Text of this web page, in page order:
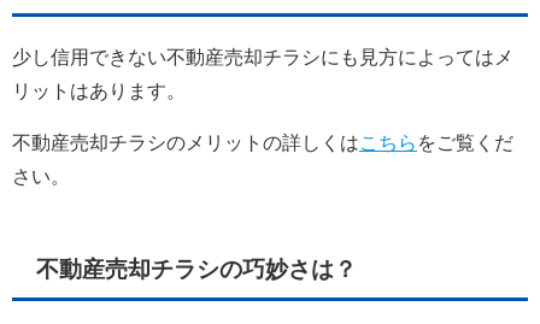
少し信用できない不動産売却チラシにも見方によってはメ
リットはあります。
不動産売却チラシのメリットの詳しくはこちら をご覧くだ
さい。
不動産売却チラシの巧妙さは？